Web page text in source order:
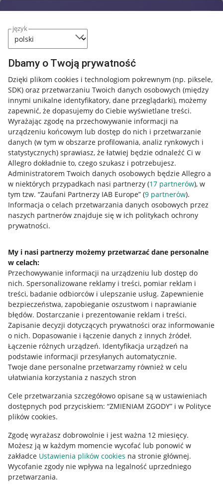
język
Dbamy o Twoją prywatność
Dzięki plikom cookies i technologiom pokrewnym (np. piksele,
SDK) oraz przetwarzaniu Twoich danych osobowych (między
innymi unikalne identyfikatory, dane przeglądarki), możemy
zapewnić, że dopasujemy do Ciebie wyświetlane treści.
Wyrażając zgodę na przechowywanie informacji na
urządzeniu końcowym lub dostęp do nich i przetwarzanie
danych (w tym w obszarze profilowania, analiz rynkowych i
statystycznych) sprawiasz, że łatwiej będzie odnaleźć Ci w
Allegro dokładnie to, czego szukasz i potrzebujesz.
Administratorem Twoich danych osobowych będzie Allegro a
w niektórych przypadkach nasi partnerzy (17 partnerów), w
tym tzw. “Zaufani Partnerzy IAB Europe” (9 partnerów).
Informacja o celach przetwarzania danych osobowych przez
naszych partnerów znajduje się w ich politykach ochrony
prywatności.
My i nasi partnerzy możemy przetwarzać dane personalne
w celach:
Przechowywanie informacji na urządzeniu lub dostęp do
nich. Spersonalizowane reklamy i treści, pomiar reklam i
treści, badanie odbiorców i ulepszanie usług. Zapewnienie
bezpieczeństwa, zapobieganie oszustwom i naprawianie
błędów. Dostarczanie i prezentowanie reklam i treści.
Zapisanie decyzji dotyczących prywatności oraz informowanie
o nich. Dopasowanie i łączenie danych z innych źródeł.
Łączenie różnych urządzeń. Identyfikacja urządzeń na
podstawie informacji przesyłanych automatycznie.
Twoje dane personalne przetwarzamy również w celu
ułatwiania korzystania z naszych stron
Cele przetwarzania szczegółowo opisane są w ustawieniach
dostępnych pod przyciskiem: “ZMIENIAM ZGODY” i w Polityce
plików cookies.
Zgodę wyrażasz dobrowolnie i jest ważna 12 miesięcy.
Możesz ją w każdym momencie wycofać lub ponowić w
zakładce Ustawienia plików cookies na stronie głównej.
Wycofanie zgody nie wpływa na legalność uprzedniego
przetwarzania.
Przydatne informacje
Jak to działa
Allegro Gadane dla sprzedających
Allegro Gadane dla kupujących
Mapa miejscowości
Informacje prawne
Regulamin
Polityka plików "cookies"
Ustawienia plików "cookies"
Udostępnianie lokalizacji
Informacje dla Aktu o Usługach Cyfrowych
Pobierz aplikację